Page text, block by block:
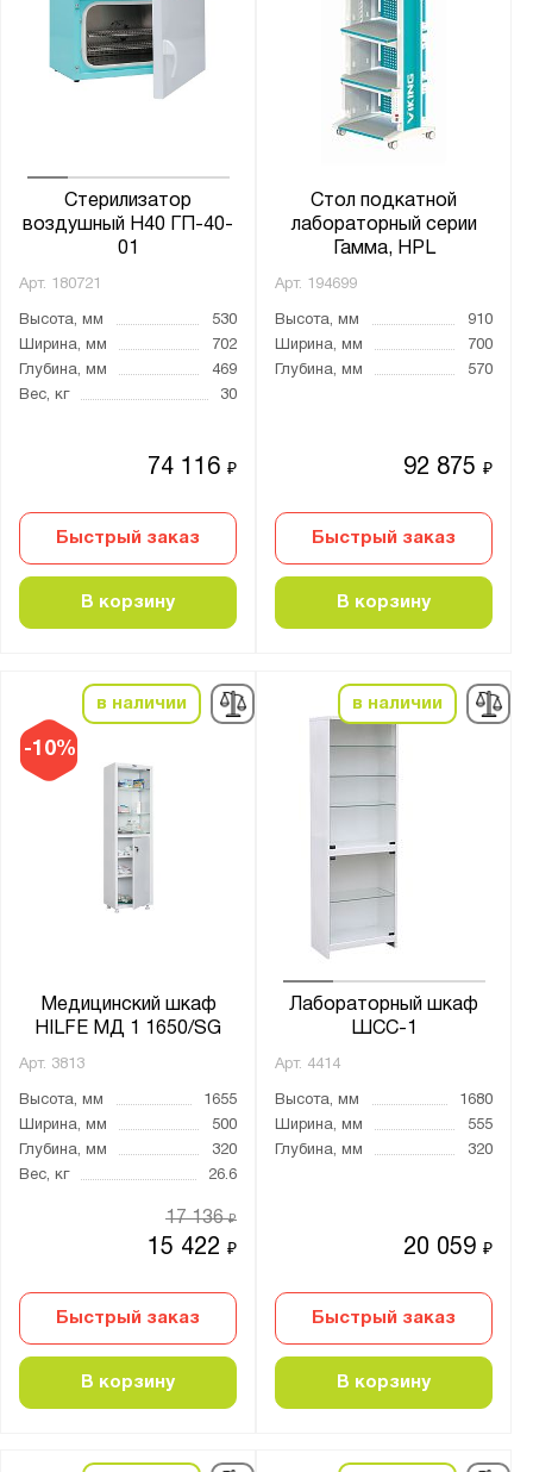
Стерилизатор
воздушный Н40 ГП-40-
01
Арт. 180721
Высота, мм
530
Ширина, мм
702
Глубина, мм
469
Вес, кг
30
74 116₽
Быстрый заказ
В корзину
Стол подкатной
лабораторный серии
Гамма, HPL
Арт. 194699
Высота, мм
910
Ширина, мм
700
Глубина, мм
570
92 875₽
Быстрый заказ
В корзину
-10%
в наличии
Медицинский шкаф
HILFE МД 1 1650/SG
Арт. 3813
Высота, мм
1655
Ширина, мм
500
Глубина, мм
320
Вес, кг
26.6
15 422₽
17 136₽
Быстрый заказ
В корзину
в наличии
Лабораторный шкаф
ШСС-1
Арт. 4414
Высота, мм
1680
Ширина, мм
555
Глубина, мм
320
20 059₽
Быстрый заказ
В корзину